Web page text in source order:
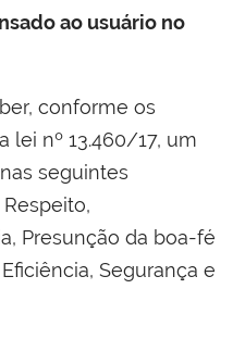
ao usuário no
conforme os
lei nº 13.460/17, um
seguintes
Presunção da boa-fé
Segurança e